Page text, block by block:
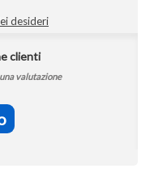
desideri
clienti
valutazione